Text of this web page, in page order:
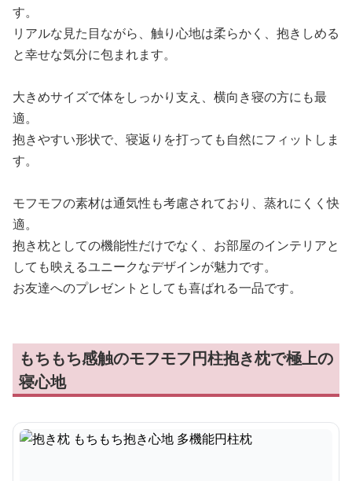
す。
リアルな見た目ながら、触り心地は柔らかく、抱きしめる
と幸せな気分に包まれます。
大きめサイズで体をしっかり支え、横向き寝の方にも最
適。
抱きやすい形状で、寝返りを打っても自然にフィットしま
す。
モフモフの素材は通気性も考慮されており、蒸れにくく快
適。
抱き枕としての機能性だけでなく、お部屋のインテリアと
しても映えるユニークなデザインが魅力です。
お友達へのプレゼントとしても喜ばれる一品です。
もちもち感触のモフモフ円柱抱き枕で極上の
寝心地